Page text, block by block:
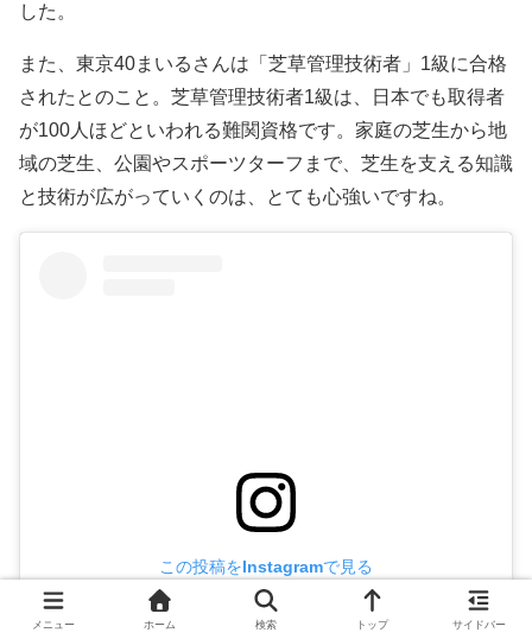
した。
また、東京40まいるさんは「芝草管理技術者」1級に合格
されたとのこと。芝草管理技術者1級は、日本でも取得者
が100人ほどといわれる難関資格です。家庭の芝生から地
域の芝生、公園やスポーツターフまで、芝生を支える知識
と技術が広がっていくのは、とても心強いですね。
この投稿をInstagramで見る
メニュー ホーム 検索 トップ サイドバー